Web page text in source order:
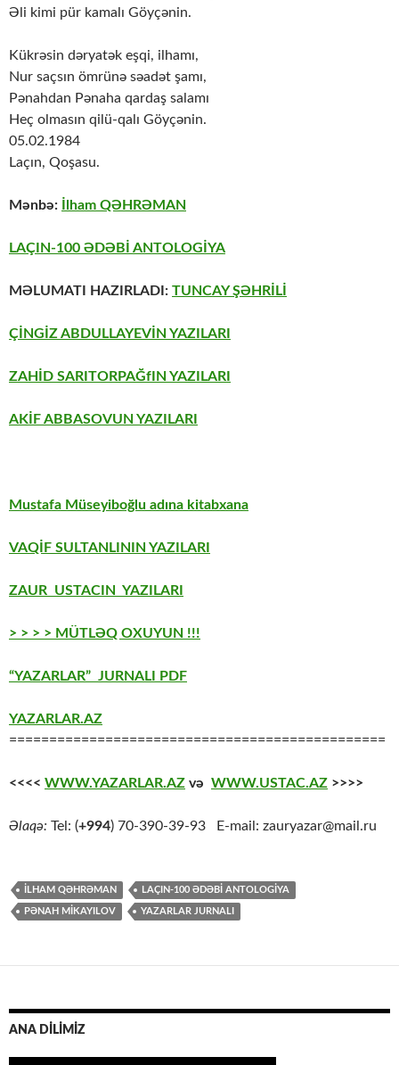
Əli kimi pür kamalı Göyçənin.
Kükrəsin dəryatək eşqi, ilhamı,
Nur saçsın ömrünə səadət şamı,
Pənahdan Pənaha qardaş salamı
Heç olmasın qilü-qalı Göyçənin.
05.02.1984
Laçın, Qoşasu.
Mənbə: İlham QƏHRƏMAN
LAÇIN-100 ƏDƏBİ ANTOLOGİYA
MƏLUMATI HAZIRLADI: TUNCAY ŞƏHRİLİ
ÇİNGİZ ABDULLAYEVİN YAZILARI
ZAHİD SARITORPAĞfIN YAZILARI
AKİF ABBASOVUN YAZILARI
Mustafa Müseyiboğlu adına kitabxana
VAQİF SULTANLININ YAZILARI
ZAUR USTACIN YAZILARI
> > > > MÜTLƏQ OXUYUN !!!
“YAZARLAR” JURNALI PDF
YAZARLAR.AZ
===============================================
<<<< WWW.YAZARLAR.AZ və WWW.USTAC.AZ >>>>
Əlaqə: Tel: (+994) 70-390-39-93 E-mail: zauryazar@mail.ru
İLHAM QƏHRƏMAN LAÇIN-100 ƏDƏBİ ANTOLOGİYA
PƏNAH MİKAYILOV YAZARLAR JURNALI
ANA DİLİMİZ